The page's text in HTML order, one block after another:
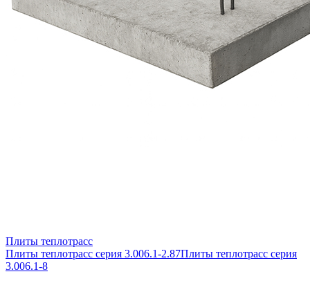
Плиты теплотрасс
Плиты теплотрасс серия 3.006.1-2.87Плиты теплотрасс серия
3.006.1-8